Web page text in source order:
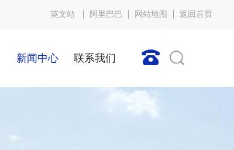
英文站 阿里巴巴 网站地图 返回首页

新闻中心 联系我们